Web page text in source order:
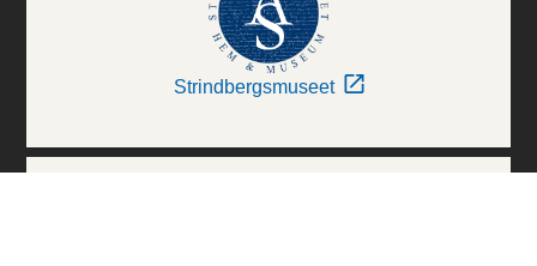
Strindbergsmuseet